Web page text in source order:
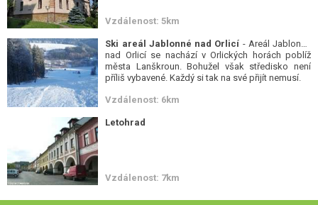
Vzdálenost: 5km
Ski areál Jablonné nad Orlicí - Areál Jablonné
nad Orlicí se nachází v Orlických horách poblíž
města Lanškroun. Bohužel však středisko není
příliš vybavené. Každý si tak na své přijít nemusí.
Vzdálenost: 6km
Letohrad
Vzdálenost: 7km